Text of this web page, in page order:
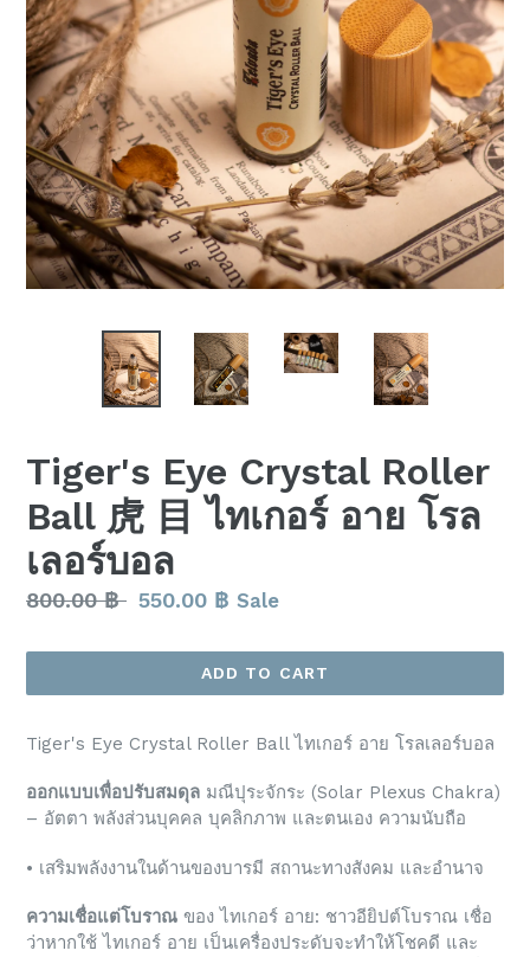
Tiger's Eye Crystal Roller
Ball 虎 目 ไทเกอร์ อาย โรล
เลอร์บอล
Regular
800.00 ฿ 550.00 ฿ Sale
ADD TO CART
Tiger's Eye Crystal Roller Ball ไทเกอร์ อาย โรลเลอร์บอล
ออกแบบเพื่อปรับสมดุล มณีปุระจักระ (Solar Plexus Chakra)
– อัตตา พลังส่วนบุคคล บุคลิกภาพ และตนเอง ความนับถือ
• เสริมพลังงานในด้านของบารมี สถานะทางสังคม และอำนาจ
ความเชื่อแต่โบราณ ของ ไทเกอร์ อาย: ชาวอียิปต์โบราณ เชื่อ
ว่าหากใช้ ไทเกอร์ อาย เป็นเครื่องประดับจะทำให้โชคดี และ